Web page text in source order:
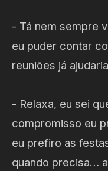
- Tá nem sempre
eu puder contar
reuniões já
- Relaxa, eu sei
compromisso eu
eu prefiro as
quando precisa…